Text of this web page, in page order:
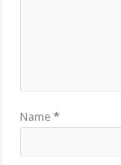
Name*